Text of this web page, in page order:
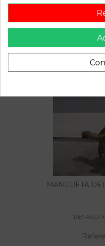
Recambio de cerradura
renault kangoo (f/kc0)
Também
MANGUETA
RENAULT